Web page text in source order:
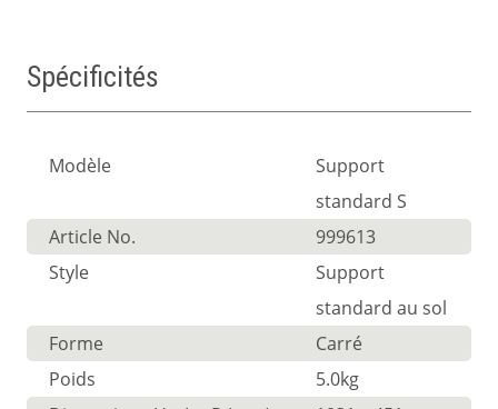
Spécificités
Modèle
Support
standard S
Article No.
999613
Style
Support
standard au sol
Forme
Carré
Poids
5.0kg